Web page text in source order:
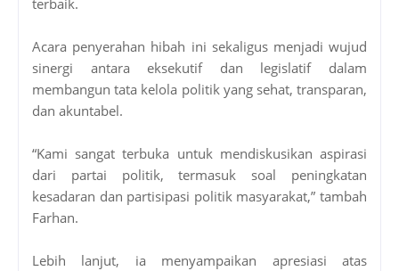
Acara penyerahan hibah ini sekaligus menjadi wujud
sinergi antara eksekutif dan legislatif dalam
membangun tata kelola politik yang sehat, transparan,
dan akuntabel.
“Kami sangat terbuka untuk mendiskusikan aspirasi
dari partai politik, termasuk soal peningkatan
kesadaran dan partisipasi politik masyarakat,” tambah
Farhan.
Lebih lanjut, ia menyampaikan apresiasi atas